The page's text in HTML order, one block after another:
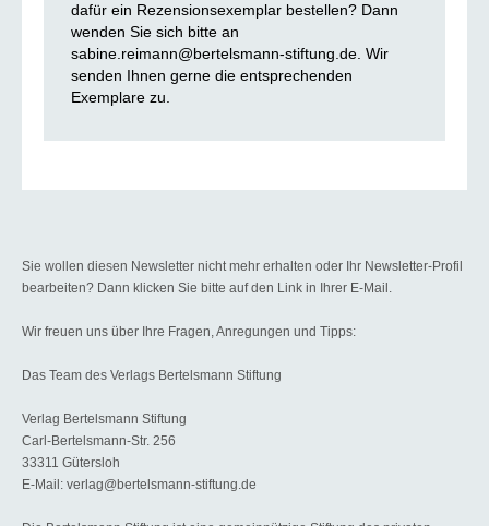
dafür ein Rezensionsexemplar bestellen? Dann
wenden Sie sich bitte an
sabine.reimann@bertelsmann-stiftung.de. Wir
senden Ihnen gerne die entsprechenden
Exemplare zu.
Sie wollen diesen Newsletter nicht mehr erhalten oder Ihr Newsletter-Profil
bearbeiten? Dann klicken Sie bitte auf den Link in Ihrer E-Mail.
Wir freuen uns über Ihre Fragen, Anregungen und Tipps:
Das Team des Verlags Bertelsmann Stiftung
Verlag Bertelsmann Stiftung
Carl-Bertelsmann-Str. 256
33311 Gütersloh
E-Mail: verlag@bertelsmann-stiftung.de